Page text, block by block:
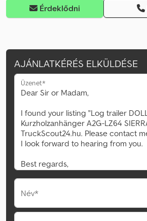
Érdeklődni
AJÁNLATKÉRÉS ELKÜLDÉSE
Üzenet*
Név*